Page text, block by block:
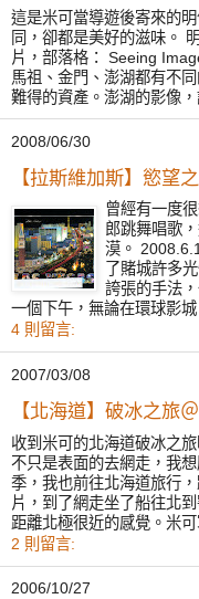
這是米可當導遊後寄來的
同，卻都是美好的滋味。
片，部落格： Seeing
馬祖、金門、澎湖都有不
難得的資產。澎湖的影像，
2008/06/30
【拉斯維加斯】慾望
曾經有一度
郎跳舞唱歌
漠。
了賭城許多
誇張的手法
一個下午，無論在環球影
4 則留言:
2007/03/08
【北海道】破冰之旅
收到米可的北海道破冰之
不只是表面的去網走，我
季，我也前往北海道旅行
片，到了網走坐了船往北
距離北極很近的感覺。米
2 則留言:
2006/10/27